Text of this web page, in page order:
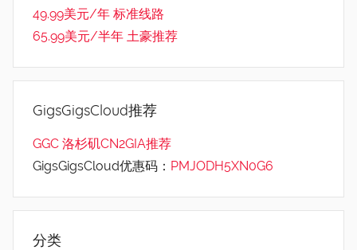
49.99美元/年 标准线路
65.99美元/半年 土豪推荐
GigsGigsCloud推荐
GGC 洛杉矶CN2GIA推荐
GigsGigsCloud优惠码： PMJODH5XN0G6
分类